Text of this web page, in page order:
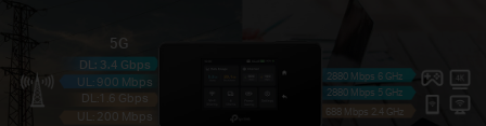
5G
DL: 3.4 Gbps
UL: 900 Mbps
DL:1.6 Gbps
UL: 200 Mbps
2880 Mbps 6 GHz
2880 Mbps 5 GHz
688 Mbps 2.4 GHz